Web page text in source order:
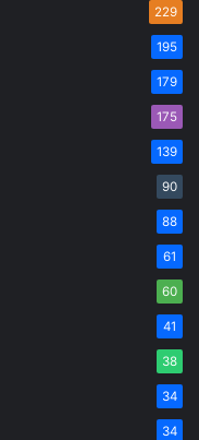
229
195
179
175
139
90
88
61
60
41
38
34
34